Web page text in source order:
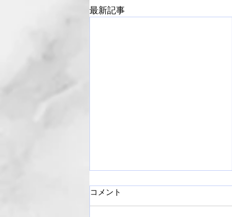
最新記事
コメント